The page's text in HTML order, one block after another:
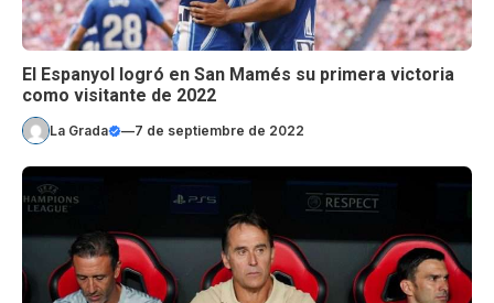
El Espanyol logró en San Mamés su primera victoria
como visitante de 2022
La Grada —7 de septiembre de 2022